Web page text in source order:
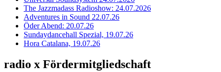
The Jazzmadass Radioshow: 24.07.2026
Adventures in Sound 22.07.26
Öder Abend: 20.07.26
Sundaydancehall Spezial, 19.07.26
Hora Catalana, 19.07.26
radio x Fördermitgliedschaft